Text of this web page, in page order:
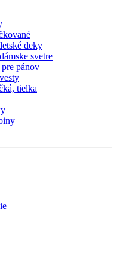
deky
svetre
pánov
tielka